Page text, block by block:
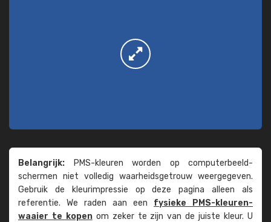
Belangrijk: PMS-kleuren worden op computer­beeld­
schermen niet volledig waarheids­­getrouw weer­gegeven.
Gebruik de kleur­impressie op deze pagina alleen als
referentie. We raden aan een fysieke PMS-kleuren­
waaier te kopenom zeker te zijn van de juiste kleur. U